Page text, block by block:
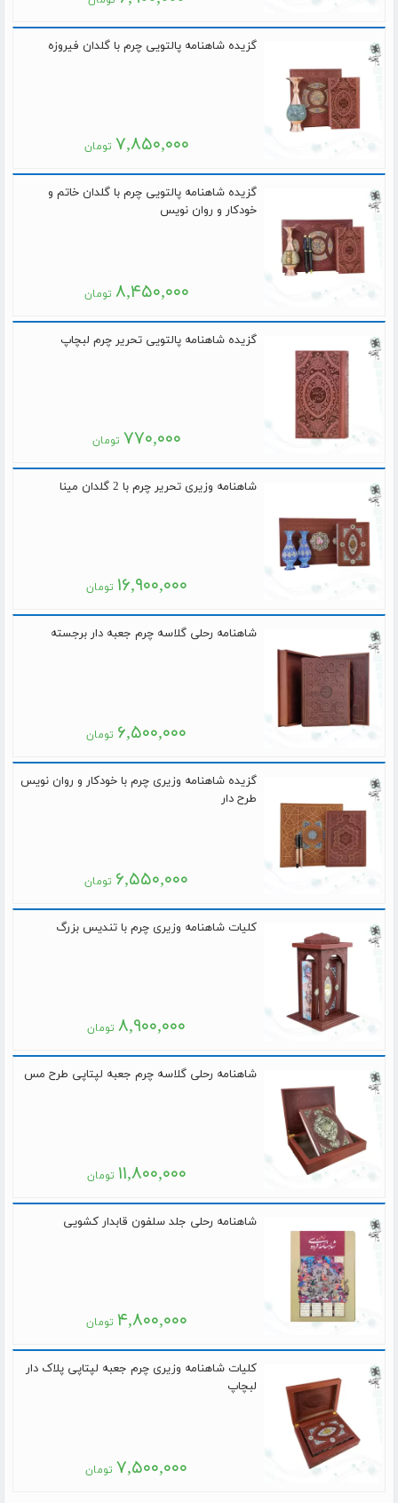
گزیده شاهنامه پالتویی چرم با گلدان فیروزه
۷,۸۵۰,۰۰۰ تومان
گزیده شاهنامه پالتویی چرم با گلدان خاتم و
خودکار و روان نویس
۸,۴۵۰,۰۰۰ تومان
گزیده شاهنامه پالتویی تحریر چرم لبچاپ
۷۷۰,۰۰۰ تومان
شاهنامه وزیری تحریر چرم با 2 گلدان مینا
۱۶,۹۰۰,۰۰۰ تومان
شاهنامه رحلی گلاسه چرم جعبه دار برجسته
۶,۵۰۰,۰۰۰ تومان
گزیده شاهنامه وزیری چرم با خودکار و روان نویس
طرح دار
۶,۵۵۰,۰۰۰ تومان
کلیات شاهنامه وزیری چرم با تندیس بزرگ
۸,۹۰۰,۰۰۰تومان
شاهنامه رحلی گلاسه چرم جعبه لپتاپی طرح مس
۱۱,۸۰۰,۰۰۰ تومان
شاهنامه رحلی جلد سلفون قابدار کشویی
۴,۸۰۰,۰۰۰ تومان
کلیات شاهنامه وزیری چرم جعبه لپتاپی پلاک دار
لبچاپ
۷,۵۰۰,۰۰۰ تومان